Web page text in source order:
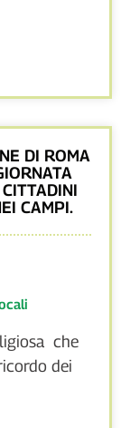
DI ROMA
CAMPI.
che
dei